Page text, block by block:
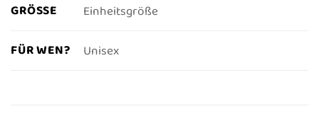
GRÖSSE Einheitsgröße
FÜR WEN? Unisex